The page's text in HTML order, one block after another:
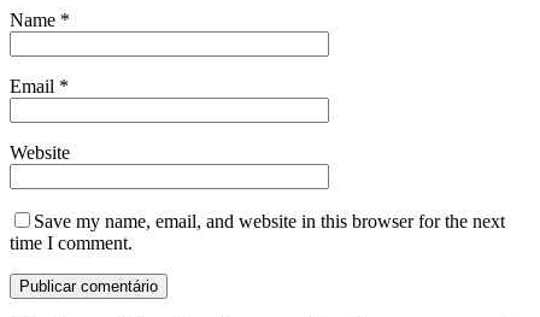
Name *
Email *
Website
Save my name, email, and website in this browser for the next
time I comment.